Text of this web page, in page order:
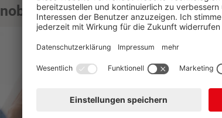
nobilia Händlersuche